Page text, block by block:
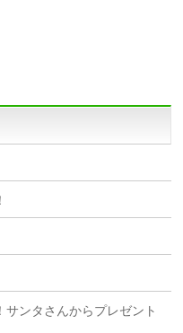
ンタさんからプレゼント